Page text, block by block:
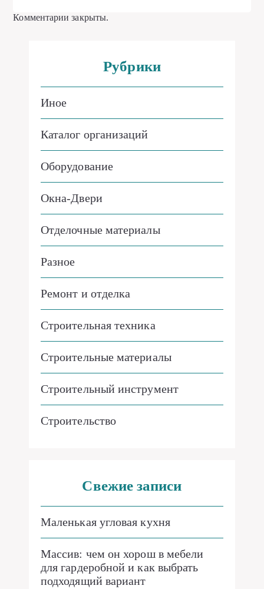
Комментарии закрыты.
Рубрики
Иное
Каталог организаций
Оборудование
Окна-Двери
Отделочные материалы
Разное
Ремонт и отделка
Строительная техника
Строительные материалы
Строительный инструмент
Строительство
Свежие записи
Маленькая угловая кухня
Массив: чем он хорош в мебели
для гардеробной и как выбрать
подходящий вариант